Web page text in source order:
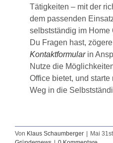
Tätigkeiten – mit der
dem passenden
selbstständig im Home
Du Fragen hast,
Kontaktformular in
Nutze die
Office bietet, und
Weg in die
Von Klaus Schaumberger Mai